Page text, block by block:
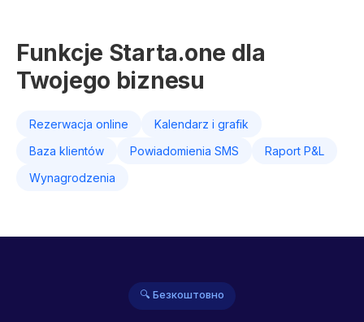
Funkcje Starta.one dla
Twojego biznesu
Rezerwacja online
Kalendarz i grafik
Baza klientów
Powiadomienia SMS
Raport P&L
Wynagrodzenia
🔍 Безкоштовно